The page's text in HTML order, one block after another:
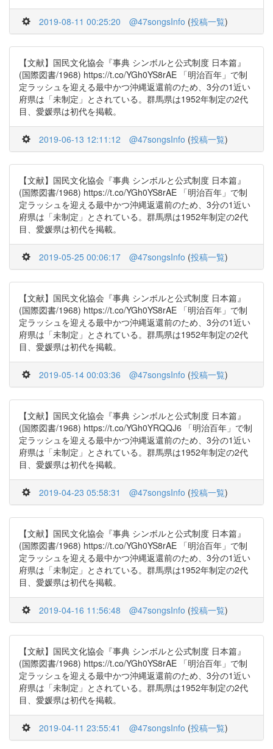
2019-08-11 00:25:20 @47songsInfo (投稿一覧)
【文献】国民文化協会『事典 シンボルと公式制度 日本篇』
(国際図書/1968) https://t.co/YGh0YS8rAE 「明治百年」で制
定ラッシュを迎える最中かつ沖縄返還前のため、3分の1近い
府県は「未制定」とされている。群馬県は1952年制定の2代
目、愛媛県は初代を掲載。
2019-06-13 12:11:12 @47songsInfo (投稿一覧)
【文献】国民文化協会『事典 シンボルと公式制度 日本篇』
(国際図書/1968) https://t.co/YGh0YS8rAE 「明治百年」で制
定ラッシュを迎える最中かつ沖縄返還前のため、3分の1近い
府県は「未制定」とされている。群馬県は1952年制定の2代
目、愛媛県は初代を掲載。
2019-05-25 00:06:17 @47songsInfo (投稿一覧)
【文献】国民文化協会『事典 シンボルと公式制度 日本篇』
(国際図書/1968) https://t.co/YGh0YS8rAE 「明治百年」で制
定ラッシュを迎える最中かつ沖縄返還前のため、3分の1近い
府県は「未制定」とされている。群馬県は1952年制定の2代
目、愛媛県は初代を掲載。
2019-05-14 00:03:36 @47songsInfo (投稿一覧)
【文献】国民文化協会『事典 シンボルと公式制度 日本篇』
(国際図書/1968) https://t.co/YGh0YRQQJ6 「明治百年」で制
定ラッシュを迎える最中かつ沖縄返還前のため、3分の1近い
府県は「未制定」とされている。群馬県は1952年制定の2代
目、愛媛県は初代を掲載。
2019-04-23 05:58:31 @47songsInfo (投稿一覧)
【文献】国民文化協会『事典 シンボルと公式制度 日本篇』
(国際図書/1968) https://t.co/YGh0YS8rAE 「明治百年」で制
定ラッシュを迎える最中かつ沖縄返還前のため、3分の1近い
府県は「未制定」とされている。群馬県は1952年制定の2代
目、愛媛県は初代を掲載。
2019-04-16 11:56:48 @47songsInfo (投稿一覧)
【文献】国民文化協会『事典 シンボルと公式制度 日本篇』
(国際図書/1968) https://t.co/YGh0YS8rAE 「明治百年」で制
定ラッシュを迎える最中かつ沖縄返還前のため、3分の1近い
府県は「未制定」とされている。群馬県は1952年制定の2代
目、愛媛県は初代を掲載。
2019-04-11 23:55:41 @47songsInfo (投稿一覧)